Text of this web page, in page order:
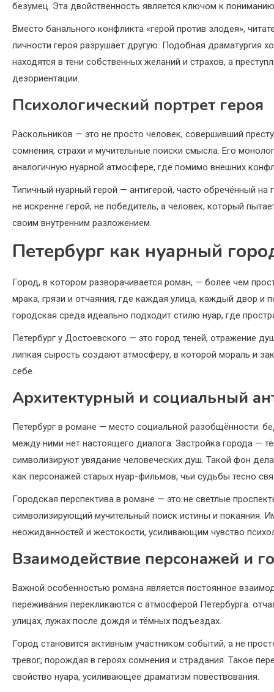
безумец. Эта двойственность является ключом к
Вместо банального конфликта «герой против злодея»,
личности героя разрушает другую. Подобная драматургия
находятся в тени собственных желаний и страхов, а
дезориентации.
Психологический портрет героя
Раскольников — это не просто человек, совершивший
сомнения, страхи и мучительные поиски смысла. Его
аналогичную нуарной атмосфере, где помимо внешних
Типичный нуарный герой — антигерой, часто обречённый на
не искренне герой, не победитель, а человек, который
своим внутренним разложением.
Петербург как нуарный
Город, в котором разворачивается роман, — более чем
мрака, грязи и отчаяния, где каждая улица, каждый двор
городская среда идеально подходит стилю нуар, где
Петербург у Достоевского — это город теней, отражение
липкая сырость создают атмосферу, в которой мораль и
себе.
Архитектурный и социальный
Петербург в романе — место социальной разобщённости:
между ними нет настоящего диалога. Застройка города —
символизируют увядание человеческих душ. Такой фон
как персонажей старых нуар-фильмов, чьи судьбы тесно
Городская перспектива в романе — это не светлые
символизирующий мучительный поиск истины и покаяния.
неожиданностей и жестокости, усиливающим чувство
Взаимодействие персонажей и
Важной особенностью романа является постоянное
переживания перекликаются с атмосферой Петербурга:
улицах, лужах после дождя и тёмных подъездах.
Город становится активным участником событий, а не
тревог, порождая в героях сомнения и страдания. Такое
свойство нуара, усиливающее драматизм повествования.